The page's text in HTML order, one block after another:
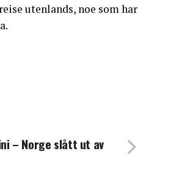
utenlands, noe som har
– Norge slått ut av